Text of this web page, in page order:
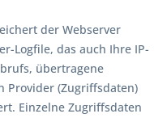
der Webserver
Logfile, das auch Ihre IP-
übertragene
Provider (Zugriffsdaten)
Einzelne Zugriffsdaten